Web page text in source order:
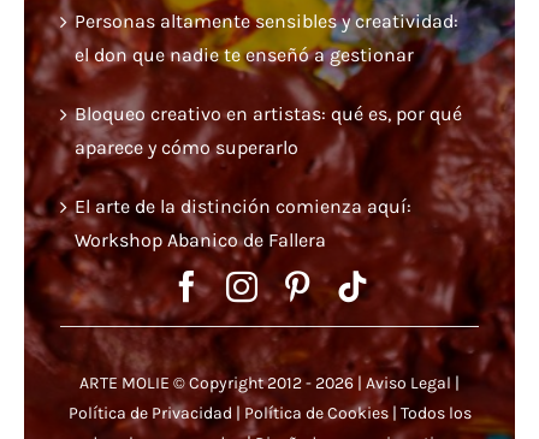
Personas altamente sensibles y creatividad:
el don que nadie te enseñó a gestionar
Bloqueo creativo en artistas: qué es, por qué
aparece y cómo superarlo
El arte de la distinción comienza aquí:
Workshop Abanico de Fallera
ARTE MOLIE © Copyright 2012 - 2026 | Aviso Legal|
Política de Privacidad | Política de Cookies| Todos los